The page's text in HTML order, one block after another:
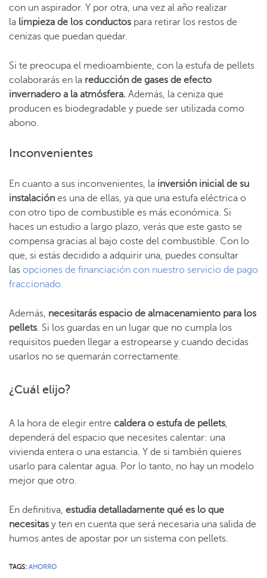
con un aspirador. Y por otra, una vez al año realizar
la limpieza de los conductos para retirar los restos de
cenizas que puedan quedar.
Si te preocupa el medioambiente, con la estufa de pellets
colaborarás en la reducción de gases de efecto
invernadero a la atmósfera. Además, la ceniza que
producen es biodegradable y puede ser utilizada como
abono.
Inconvenientes
En cuanto a sus inconvenientes, la inversión inicial de su
instalación es una de ellas, ya que una estufa eléctrica o
con otro tipo de combustible es más económica. Si
haces un estudio a largo plazo, verás que este gasto se
compensa gracias al bajo coste del combustible. Con lo
que, si estás decidido a adquirir una, puedes consultar
las opciones de financiación con nuestro servicio de pago
fraccionado.
Además, necesitarás espacio de almacenamiento para los
pellets . Si los guardas en un lugar que no cumpla los
requisitos pueden llegar a estropearse y cuando decidas
usarlos no se quemarán correctamente.
¿Cuál elijo?
A la hora de elegir entre caldera o estufa de pellets
dependerá del espacio que necesites calentar: una
vivienda entera o una estancia. Y de si también quieres
usarlo para calentar agua. Por lo tanto, no hay un modelo
mejor que otro.
En definitiva, estudia detalladamente qué es lo que
necesitas y ten en cuenta que será necesaria una salida de
humos antes de apostar por un sistema con pellets.
TAGS: AHORRO